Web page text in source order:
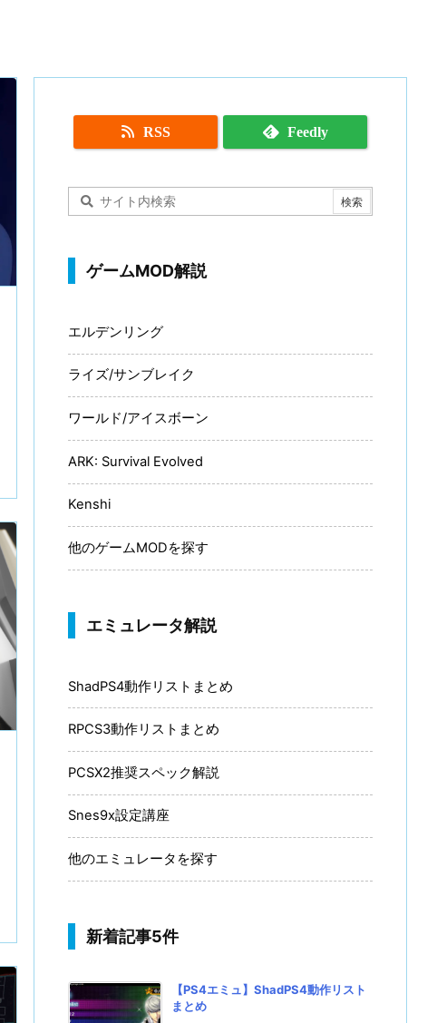
RSS Feedly
ゲームMOD解説
エルデンリング
ライズ/サンブレイク
ワールド/アイスボーン
ARK: Survival Evolved
Kenshi
他のゲームMODを探す
エミュレータ解説
ShadPS4動作リストまとめ
RPCS3動作リストまとめ
PCSX2推奨スペック解説
Snes9x設定講座
他のエミュレータを探す
新着記事5件
【PS4エミュ】ShadPS4動作リスト
まとめ